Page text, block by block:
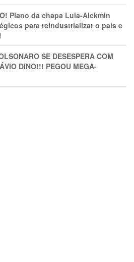
Plano da chapa Lula-Alckmin
para reindustrializar o país e
SE DESESPERA COM
DINO!!! PEGOU MEGA-